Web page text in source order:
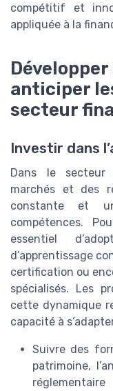
compétitif et
appliquée à la
anticiper
secteur
Investir dans
Dans le secteur
marchés et des
constante et
compétences.
essentiel
d’apprentissage
certification ou
spécialisés. Les
cette dynamique
capacité à
Suivre des
patrimoine,
réglementaire